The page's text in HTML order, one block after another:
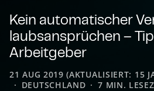
Kein automatischer
laubs­an­sprü­chen –
Arbeitgeber
21 AUG 2019 (AKTUALISIERT: 15
DEUTSCHLAND
7 MIN.